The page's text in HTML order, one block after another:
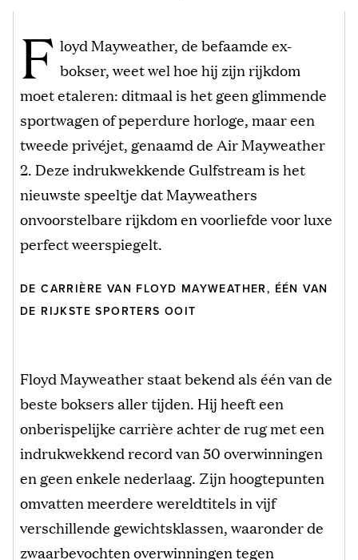
F loyd Mayweather, de befaamde ex-
bokser, weet wel hoe hij zijn rijkdom
moet etaleren: ditmaal is het geen glimmende
sportwagen of peperdure horloge, maar een
tweede privéjet, genaamd de Air Mayweather
2. Deze indrukwekkende Gulfstream is het
nieuwste speeltje dat Mayweathers
onvoorstelbare rijkdom en voorliefde voor luxe
perfect weerspiegelt.
DE CARRIÈRE VAN FLOYD MAYWEATHER, ÉÉN VAN
DE RIJKSTE SPORTERS OOIT
Floyd Mayweather staat bekend als één van de
beste boksers aller tijden. Hij heeft een
onberispelijke carrière achter de rug met een
indrukwekkend record van 50 overwinningen
en geen enkele nederlaag. Zijn hoogtepunten
omvatten meerdere wereldtitels in vijf
verschillende gewichtsklassen, waaronder de
zwaarbevochten overwinningen tegen